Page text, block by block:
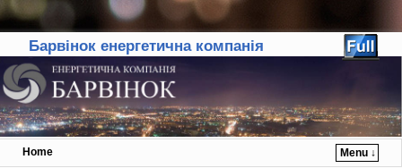
Барвінок енергетична компанія
Home
Menu ↓